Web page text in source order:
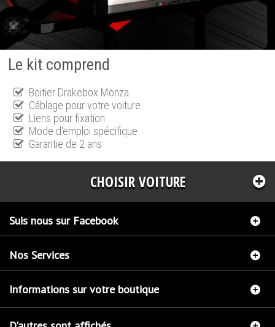
Le kit comprend
Boitier Drakebox Monza
Câblage pour votre voiture
Liens pour fixation
Mode d'emploi spécifique
Garantie de 2 ans
CHOISIR VOITURE
Suis nous sur Facebook
Nos Services
Informations sur votre boutique